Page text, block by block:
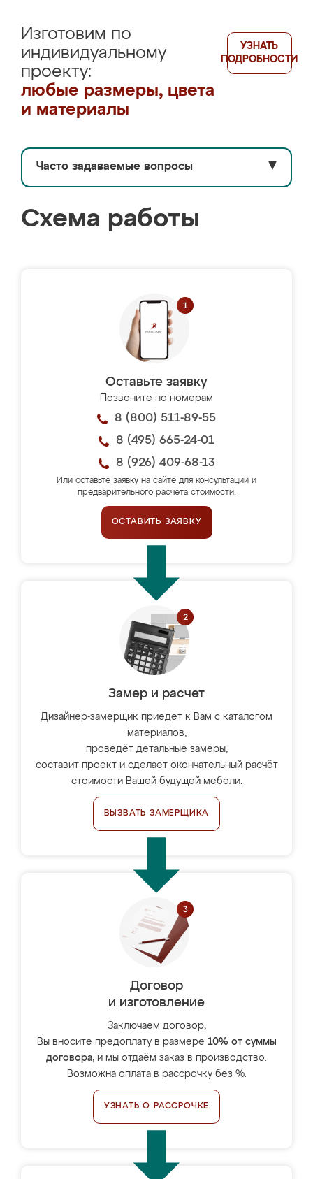
Изготовим по
индивидуальному
проекту:
любые размеры, цвета
и материалы
УЗНАТЬ
ПОДРОБНОСТИ
Часто задаваемые вопросы ▼
Схема работы
Оставьте заявку
Позвоните по номерам
8 (800) 511-89-55
8 (495) 665-24-01
8 (926) 409-68-13
Или оставьте заявку на сайте для консультации и
предварительного расчёта стоимости.
ОСТАВИТЬ ЗАЯВКУ
Замер и расчет
Дизайнер-замерщик приедет к Вам с каталогом
материалов,
проведёт детальные замеры,
составит проект и сделает окончательный расчёт
стоимости Вашей будущей мебели.
ВЫЗВАТЬ ЗАМЕРЩИКА
Договор
и изготовление
Заключаем договор,
Вы вносите предоплату в размере 10% от суммы
договора, и мы отдаём заказ в производство.
Возможна оплата в рассрочку без %.
УЗНАТЬ О РАССРОЧКЕ